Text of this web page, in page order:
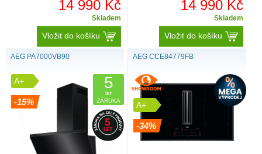
PROČ PRÁVĚ ODSAVAČE AEG?
14 990 Kč
Skladem
Vložit do košíku
14 990 Kč
Skladem
Vložit do košíku
AEG PA7000VB90
A+
-15%
5
let
ZÁRUKA
AEG CCE84779FB
A+
-34%